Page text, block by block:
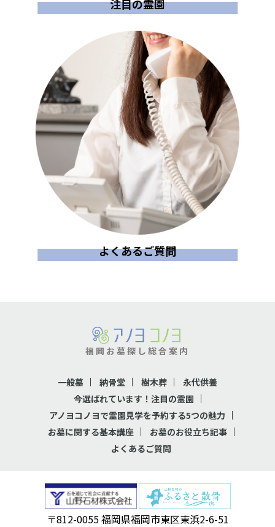
注目の霊園
よくあるご質問
福岡お墓探し総合案内
一般墓 納骨堂 樹木葬
永代供養
今選ばれています！注目の霊園
アノヨコノヨで霊園見学を予約する5つの魅力
お墓に関する基本講座
お墓のお役立ち記事
よくあるご質問
〒812-0055 福岡県福岡市東区東浜2-6-51